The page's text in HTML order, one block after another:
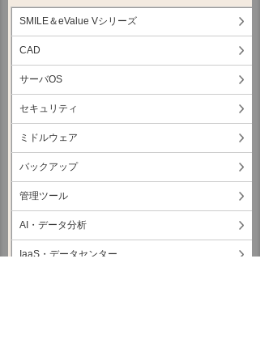
SMILE＆eValue Vシリーズ
CAD
サーバOS
セキュリティ
ミドルウェア
バックアップ
管理ツール
AI・データ分析
IaaS・データセンター